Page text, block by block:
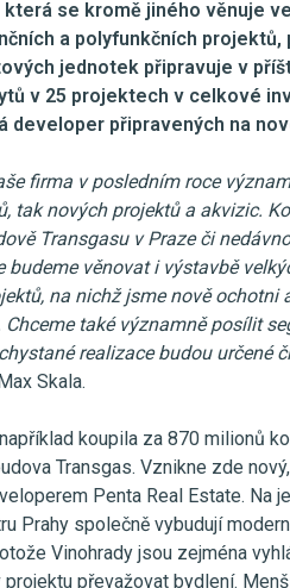
se kromě jiného věnuje
a polyfunkčních projektů,
jednotek připravuje v
v 25 projektech v celkové
developer připravených na
firma v posledním roce
tak nových projektů a akvizic.
Transgasu v Praze či
budeme věnovat i výstavbě
na nichž jsme nově ochotni
také významně posílit
realizace budou určené
Skala.
koupila za 870 milionů
Transgas. Vznikne zde
Penta Real Estate. Na
Prahy společně vybudují
Vinohrady jsou zejména
převažovat bydlení.